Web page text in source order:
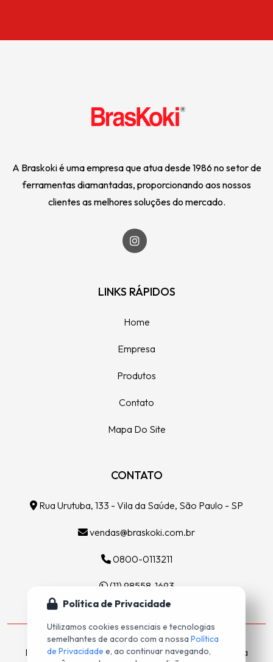
A Braskoki é uma empresa que atua desde 1986 no setor de
ferramentas diamantadas, proporcionando aos nossos
clientes as melhores soluções do mercado.
LINKS RÁPIDOS
Home
Empresa
Produtos
Contato
Mapa Do Site
CONTATO
Rua Urutuba, 133 - Vila da Saúde, São Paulo - SP
vendas@braskoki.com.br
0800-0113211
(11) 98558-1693
Indústria de Ferramentas Diamantadas do Brasil Ltda
Política de Privacidade
Utilizamos cookies essenciais e tecnologias
semelhantes de acordo com a nossa Política
de Privacidade e, ao continuar navegando,